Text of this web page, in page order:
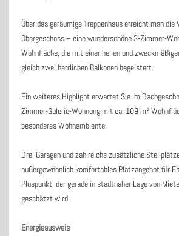
Über das geräumige Treppenhaus erreicht man die
Obergeschoss – eine wunderschöne 3-Zimmer-
Wohnfläche, die mit einer hellen und
gleich zwei herrlichen Balkonen begeistert.
Ein weiteres Highlight erwartet Sie im
Zimmer-Galerie-Wohnung mit ca. 109 m²
besonderes Wohnambiente.
Drei Garagen und zahlreiche zusätzliche
außergewöhnlich komfortables Platzangebot für
Pluspunkt, der gerade in stadtnaher Lage von
geschätzt wird.
Energieausweis